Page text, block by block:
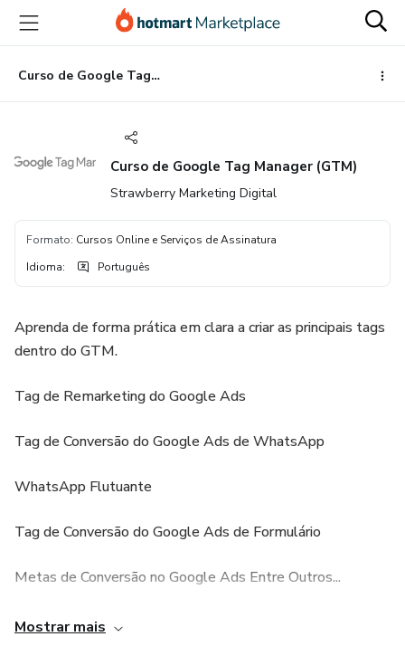
para
conteúdo
principal
para
pagamento
para
rodapé
Curso de Google Tag Manager (GTM)
Curso de Google Tag Manager (GTM)
Strawberry Marketing Digital
Formato: Cursos Online e Serviços de Assinatura
Idioma: Português
Aprenda de forma prática em clara a criar as principais tags
dentro do GTM.
Tag de Remarketing do Google Ads
Tag de Conversão do Google Ads de WhatsApp
WhatsApp Flutuante
Tag de Conversão do Google Ads de Formulário
Metas de Conversão no Google Ads Entre Outros...
Mostrar mais